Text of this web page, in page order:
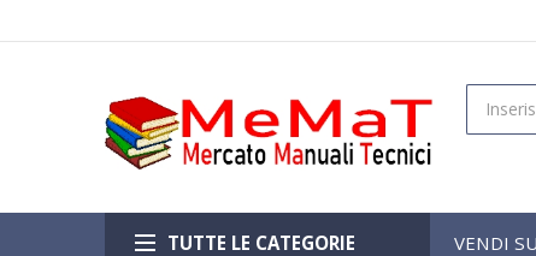
TUTTE LE CATEGORIE VENDI